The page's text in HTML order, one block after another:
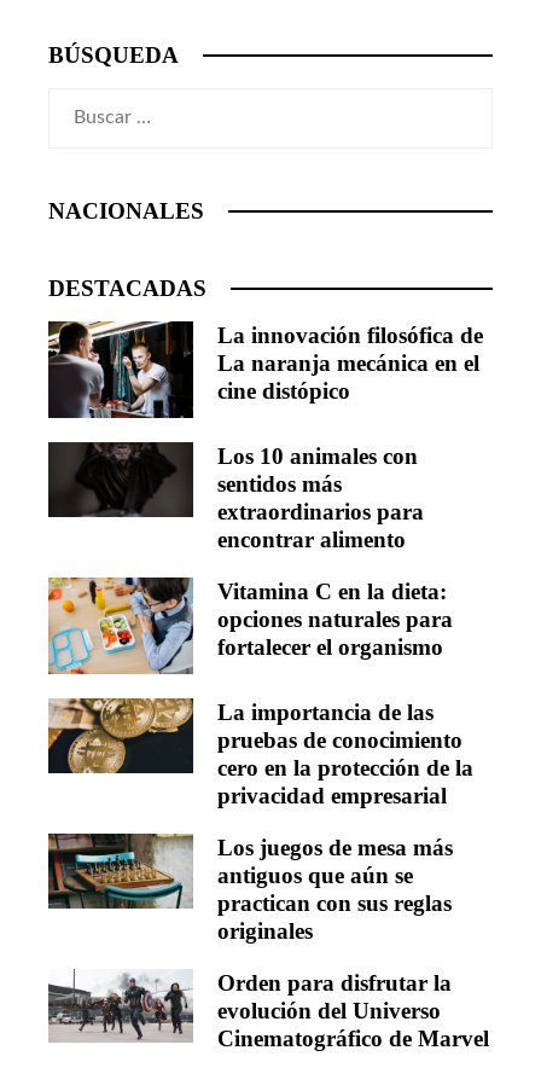
BÚSQUEDA
NACIONALES
DESTACADAS
La innovación filosófica de
La naranja mecánica en el
cine distópico
Los 10 animales con
sentidos más
extraordinarios para
encontrar alimento
Vitamina C en la dieta:
opciones naturales para
fortalecer el organismo
La importancia de las
pruebas de conocimiento
cero en la protección de la
privacidad empresarial
Los juegos de mesa más
antiguos que aún se
practican con sus reglas
originales
Orden para disfrutar la
evolución del Universo
Cinematográfico de Marvel